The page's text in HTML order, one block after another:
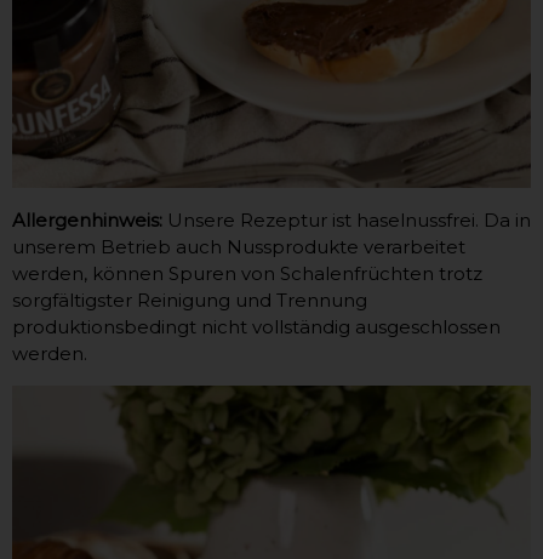
Allergenhinweis: Unsere Rezeptur ist haselnussfrei. Da in
unserem Betrieb auch Nussprodukte verarbeitet
werden, können Spuren von Schalenfrüchten trotz
sorgfältigster Reinigung und Trennung
produktionsbedingt nicht vollständig ausgeschlossen
werden.